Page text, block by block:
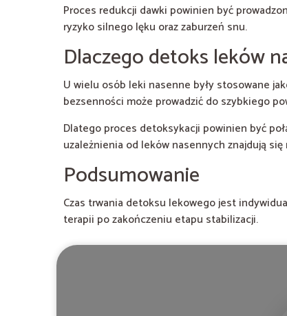
Proces redukcji dawki powinien być
ryzyko silnego lęku oraz zaburzeń snu.
Dlaczego detoks leków
U wielu osób leki nasenne były stosowane
bezsenności może prowadzić do szybkiego
Dlatego proces detoksykacji powinien być
uzależnienia od leków nasennych znajdują
Podsumowanie
Czas trwania detoksu lekowego jest
terapii po zakończeniu etapu stabilizacji.